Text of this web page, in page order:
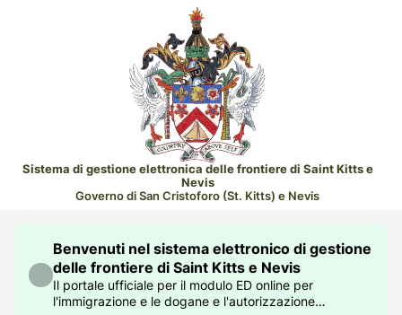
Sistema di gestione elettronica delle frontiere di Saint Kitts e
Nevis
Governo di San Cristoforo (St. Kitts) e Nevis
Benvenuti nel sistema elettronico di gestione
delle frontiere di Saint Kitts e Nevis
Il portale ufficiale per il modulo ED online per
l'immigrazione e le dogane e l'autorizzazione